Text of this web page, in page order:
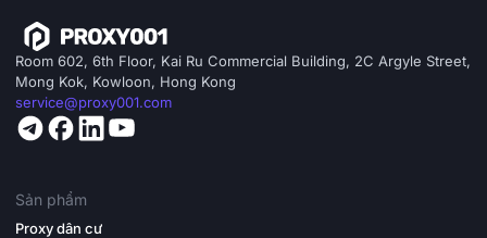
Room 602, 6th Floor, Kai Ru Commercial Building, 2C Argyle Street,
Mong Kok, Kowloon, Hong Kong
service@proxy001.com
Sản phẩm
Proxy dân cư